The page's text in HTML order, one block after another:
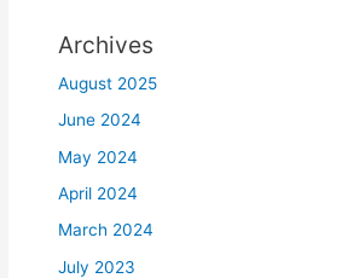
Archives
August 2025
June 2024
May 2024
April 2024
March 2024
July 2023